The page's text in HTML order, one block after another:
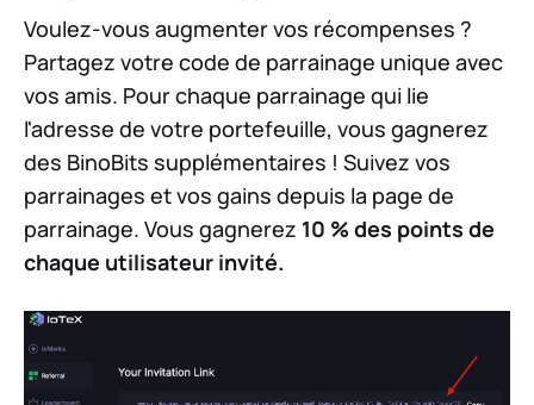
Voulez-vous augmenter vos récompenses ?
Partagez votre code de parrainage unique avec
vos amis. Pour chaque parrainage qui lie
l'adresse de votre portefeuille, vous gagnerez
des BinoBits supplémentaires ! Suivez vos
parrainages et vos gains depuis la page de
parrainage. Vous gagnerez 10 % des points de
chaque utilisateur invité.